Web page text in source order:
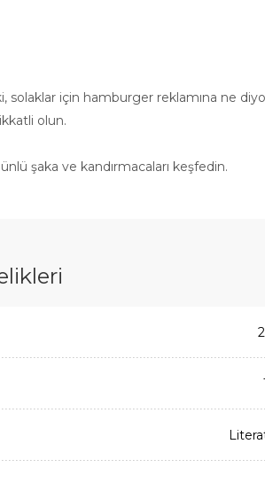
solaklar için hamburger reklamına ne
olun.
şaka ve kandırmacaları keşfedin.